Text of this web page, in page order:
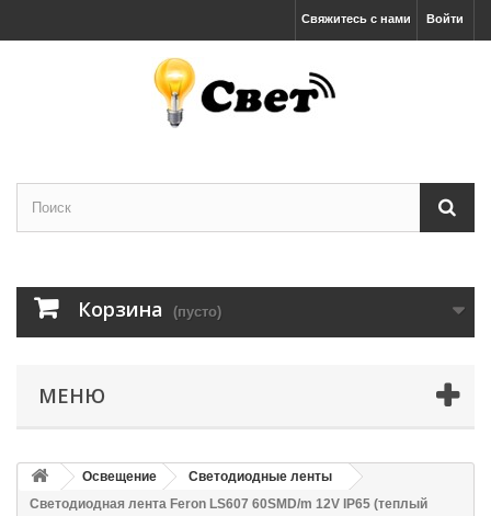
Войти
Свяжитесь с нами
Корзина (пусто)
МЕНЮ
Освещение
Светодиодные ленты
Светодиодная лента Feron LS607 60SMD/m 12V IP65 (теплый